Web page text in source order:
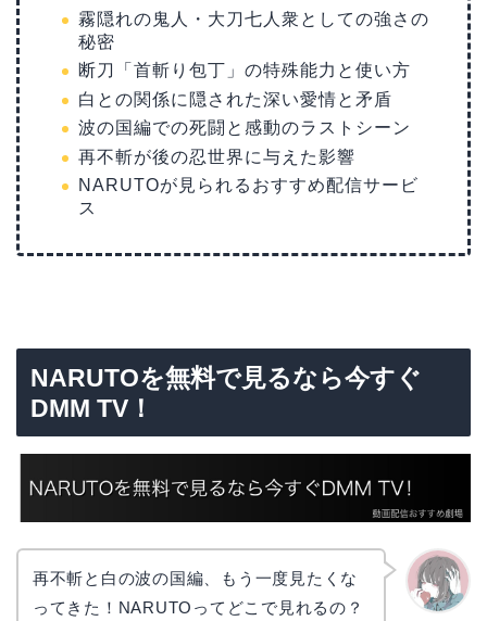
霧隠れの鬼人・大刀七人衆としての強さの
秘密
断刀「首斬り包丁」の特殊能力と使い方
白との関係に隠された深い愛情と矛盾
波の国編での死闘と感動のラストシーン
再不斬が後の忍世界に与えた影響
NARUTOが見られるおすすめ配信サービ
ス
NARUTOを無料で見るなら今すぐ
DMM TV！
再不斬と白の波の国編、もう一度見たくな
ってきた！NARUTOってどこで見れるの？